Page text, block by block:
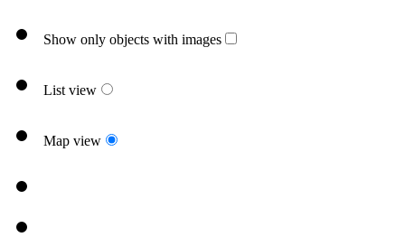
Show only objects with images
List view
Map view